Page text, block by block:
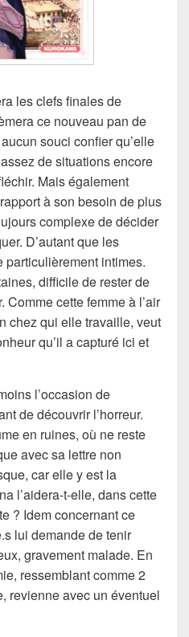
les clefs finales de
ce nouveau pan de
souci confier qu’elle
de situations encore
Mais également
à son besoin de plus
complexe de décider
D’autant que les
particulièrement intimes.
difficile de rester de
Comme cette femme à l’air
chez qui elle travaille, veut
qu’il a capturé ici et
l’occasion de
de découvrir l’horreur.
en ruines, où ne reste
avec sa lettre non
car elle y est la
l’aidera-t-elle, dans cette
? Idem concernant ce
lui demande de tenir
gravement malade. En
ressemblant comme 2
revienne avec un éventuel